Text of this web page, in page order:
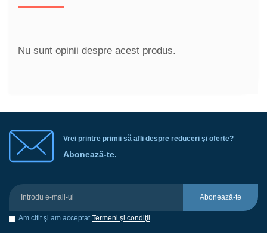
Nu sunt opinii despre acest produs.
Vrei printre primii să afli despre reduceri şi oferte?
Abonează-te.
Abonează-te
Am citit şi am acceptatTermeni şi condiţii